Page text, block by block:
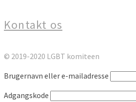
Kontakt os
© 2019-2020 LGBT komiteen
Brugernavn eller e-mailadresse
Adgangskode